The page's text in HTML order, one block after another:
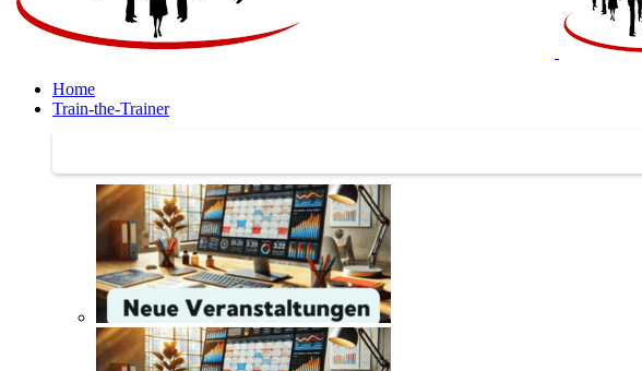
Home
Train-the-Trainer